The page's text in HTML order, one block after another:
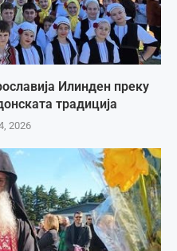
Илинден преку
традиција
2026